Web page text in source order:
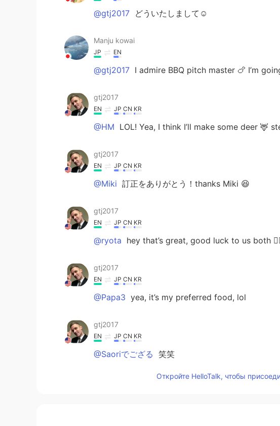
@gtj2017 どういたしまして☺
Manju kowai
JP EN
@gtj2017 I admire BBQ pitch master 🍗 I’m
gtj2017
EN JP CN KR
@HM LOL! Yea, I think I’ll make some deer 🦌
gtj2017
EN JP CN KR
@Miki 訂正をありがとう！thanks Miki 😆
gtj2017
EN JP CN KR
@ryota hey that’s great, good luck to us both
gtj2017
EN JP CN KR
@Papa3 yea, it’s my preferred food, lol
gtj2017
EN JP CN KR
@Saoriでござる 笑笑
Откройте HelloTalk, чтобы